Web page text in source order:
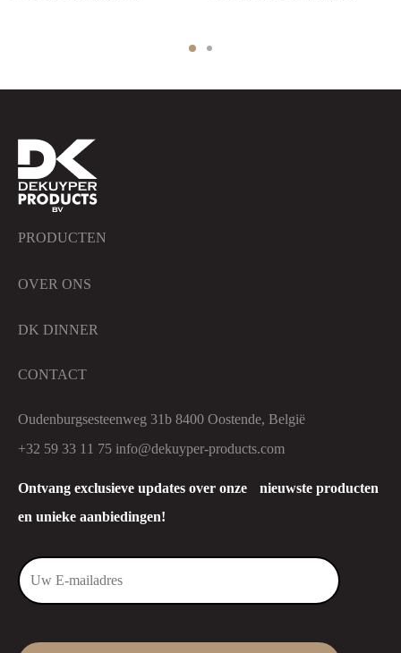
Ontvang exclusieve updates over onze nieuwste producten
en unieke aanbiedingen!
PRODUCTEN
OVER ONS
DK DINNER
CONTACT
Oudenburgsesteenweg 31b 8400 Oostende, België
+32 59 33 11 75 info@dekuyper-products.com